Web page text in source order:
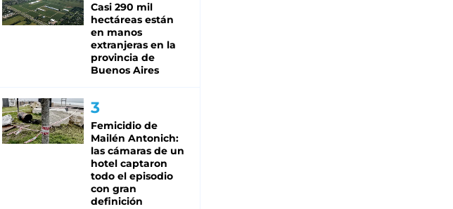
Casi 290 mil
hectáreas están
en manos
extranjeras en la
provincia de
Buenos Aires
Femicidio de
Mailén Antonich:
las cámaras de un
hotel captaron
todo el episodio
con gran
definición